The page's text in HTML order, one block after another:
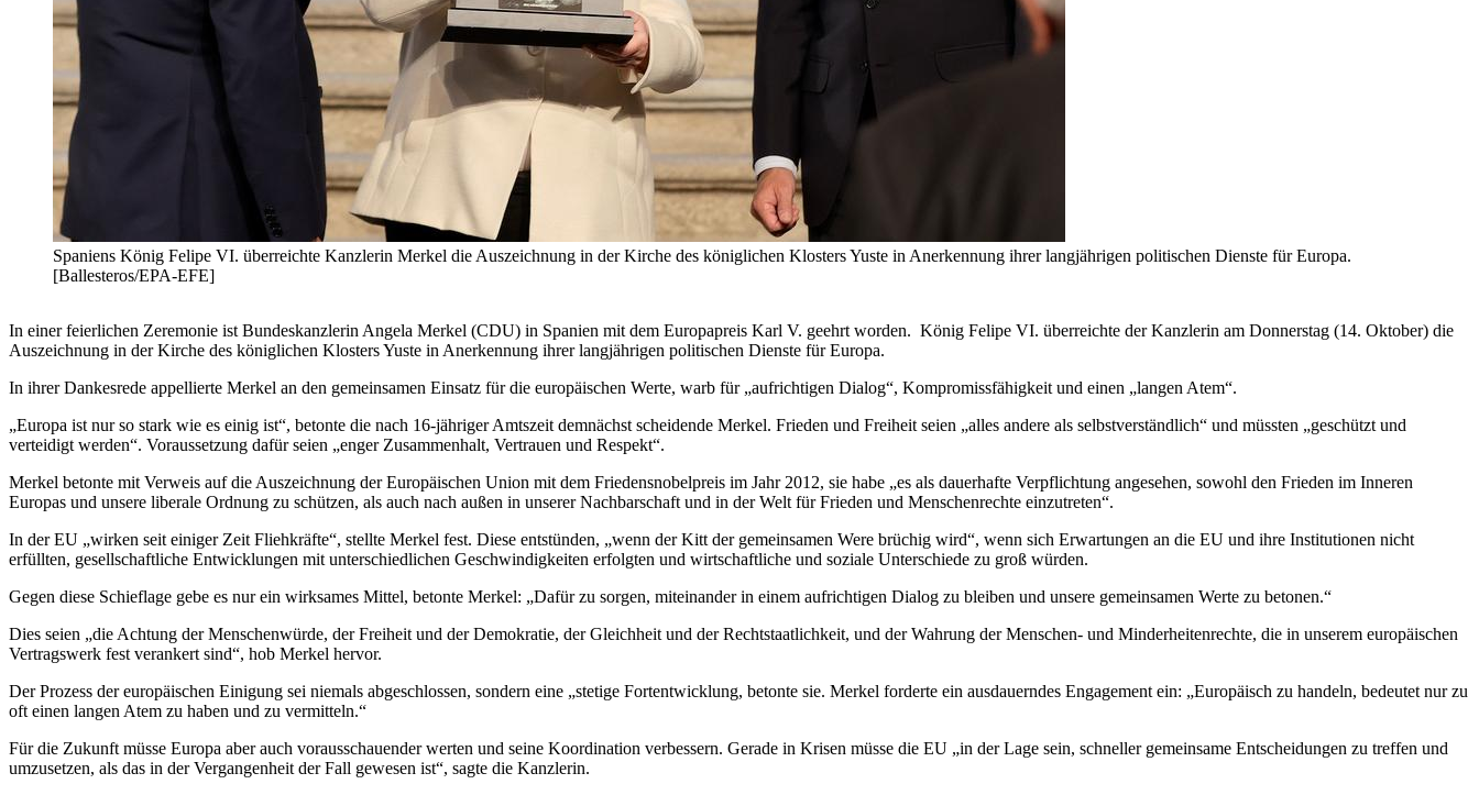
Spaniens König Felipe VI. überreichte Kanzlerin Merkel die Auszeichnung in der Kirche des königlichen Klosters Yuste in Anerkennung ihrer langjährigen politischen Dienste für Europa.
[Ballesteros/EPA-EFE]
In einer feierlichen Zeremonie ist Bundeskanzlerin Angela Merkel (CDU) in Spanien mit dem Europapreis Karl V. geehrt worden. König Felipe VI. überreichte der Kanzlerin am Donnerstag (14. Oktober) die
Auszeichnung in der Kirche des königlichen Klosters Yuste in Anerkennung ihrer langjährigen politischen Dienste für Europa.
In ihrer Dankesrede appellierte Merkel an den gemeinsamen Einsatz für die europäischen Werte, warb für „aufrichtigen Dialog“, Kompromissfähigkeit und einen „langen Atem“.
„Europa ist nur so stark wie es einig ist“, betonte die nach 16-jähriger Amtszeit demnächst scheidende Merkel. Frieden und Freiheit seien „alles andere als selbstverständlich“ und müssten „geschützt und
verteidigt werden“. Voraussetzung dafür seien „enger Zusammenhalt, Vertrauen und Respekt“.
Merkel betonte mit Verweis auf die Auszeichnung der Europäischen Union mit dem Friedensnobelpreis im Jahr 2012, sie habe „es als dauerhafte Verpflichtung angesehen, sowohl den Frieden im Inneren
Europas und unsere liberale Ordnung zu schützen, als auch nach außen in unserer Nachbarschaft und in der Welt für Frieden und Menschenrechte einzutreten“.
In der EU „wirken seit einiger Zeit Fliehkräfte“, stellte Merkel fest. Diese entstünden, „wenn der Kitt der gemeinsamen Were brüchig wird“, wenn sich Erwartungen an die EU und ihre Institutionen nicht
erfüllten, gesellschaftliche Entwicklungen mit unterschiedlichen Geschwindigkeiten erfolgten und wirtschaftliche und soziale Unterschiede zu groß würden.
Gegen diese Schieflage gebe es nur ein wirksames Mittel, betonte Merkel: „Dafür zu sorgen, miteinander in einem aufrichtigen Dialog zu bleiben und unsere gemeinsamen Werte zu betonen.“
Dies seien „die Achtung der Menschenwürde, der Freiheit und der Demokratie, der Gleichheit und der Rechtstaatlichkeit, und der Wahrung der Menschen- und Minderheitenrechte, die in unserem europäischen
Vertragswerk fest verankert sind“, hob Merkel hervor.
Der Prozess der europäischen Einigung sei niemals abgeschlossen, sondern eine „stetige Fortentwicklung, betonte sie. Merkel forderte ein ausdauerndes Engagement ein: „Europäisch zu handeln, bedeutet nur zu
oft einen langen Atem zu haben und zu vermitteln.“
Für die Zukunft müsse Europa aber auch vorausschauender werten und seine Koordination verbessern. Gerade in Krisen müsse die EU „in der Lage sein, schneller gemeinsame Entscheidungen zu treffen und
umzusetzen, als das in der Vergangenheit der Fall gewesen ist“, sagte die Kanzlerin.